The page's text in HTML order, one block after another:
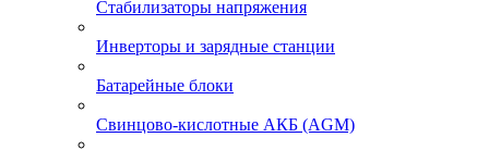
Стабилизаторы напряжения
Инверторы и зарядные станции
Батарейные блоки
Свинцово-кислотные АКБ (AGM)